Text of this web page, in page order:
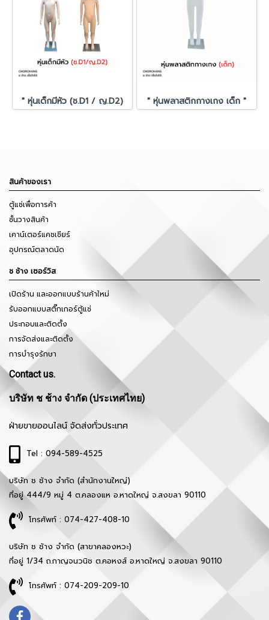
" หุ่นเด็กมีหัว (ช.D1 / ญ.D2) " หุ่นพลาสติกกางเกง เด็ก "
สินค้าของเรา
ตู้แช่เพื่อการค้า
ชั้นวางสินค้า
เคาน์เตอร์แคชเชียร์
อุปกรณ์ตลาดนัด
ช ช้าง เซอร์วิส
เปิดร้าน และออกแบบร้านค้าใหม่
รับออกแบบสติ๊กเกอร์ตู้แช่
ประกอบและติดตั้ง
การจัดส่งและติดตั้ง
การบำรุงรักษา
Contact us.
บริษัท ช ช้าง จำกัด (ประเทศไทย)
ฝ่ายขายออนไลน์ จัดส่งทั่วประเทศ
Tel : 094-589-4525
บริษัท ช ช้าง จำกัด (สำนักงานใหญ่)
ที่อยู่ 444/9 หมู่ 4 ต.คลองแห อ.หาดใหญ่ จ.สงขลา 90110
โทรศัพท์ : 074-427-408-10
บริษัท ช ช้าง จำกัด (สาขาคลองหวะ)
ที่อยู่ 1/34 ถ.กาญจนวนิช ต.คอหงส์ อ.หาดใหญ่ จ.สงขลา 90110
โทรศัพท์ : 074-209-209-10